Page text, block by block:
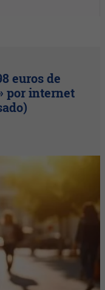
euros de
por internet